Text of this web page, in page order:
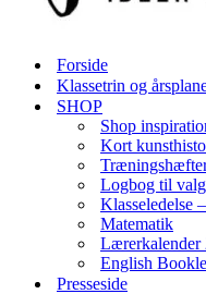
Forside
Klassetrin og
SHOP
Shop
Kort
Logbog til
Klasseledelse
Matematik
Lærerkalender
English
Presseside